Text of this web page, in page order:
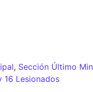
, Sección Último
16 Lesionados